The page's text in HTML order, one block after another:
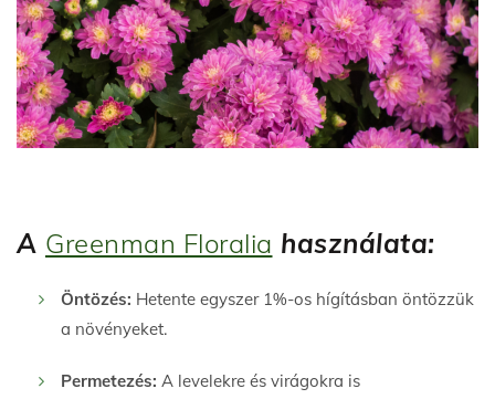
A Greenman Floralia használata:
Öntözés: Hetente egyszer 1%-os hígításban öntözzük
a növényeket.
Permetezés: A levelekre és virágokra is